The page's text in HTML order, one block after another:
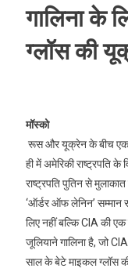
गालिना के
ग्लॉस की
मॉस्को
रूस और यूक्रेन के बीच एक
ही में अमेरिकी राष्ट्रपति
राष्ट्रपति पुतिन से
‘ऑर्डर ऑफ लेनिन’ सम्मान
लिए नहीं बल्कि CIA की
जूलियाने गालिना है, जो
साल के बेटे माइकल ग्लॉस